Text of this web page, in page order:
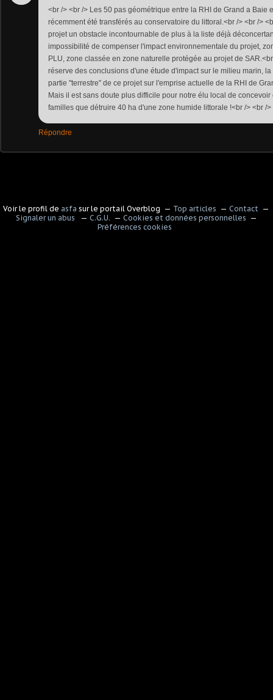
<br /> <br /> Les 50 pas géométrique entre la RHI de Grand a Baie
récemment été transférés au conservatoire du littoral.<br /> <br />
projet un obstacle incontournable de plus à la liste déjà
impossibilité de compenser l'impact environnementale du projet,
PLU, zone classée en zone naturelle protégée au projet de
réserve des conclusions d'une étude d'impact sur le milieu marin,
partie "terrestre" de ce projet sur l'emprise actuelle de la RHI de
Mais il est sans doute plus difficile pour notre élu local de
familles que détruire 40 ha d'une zone humide littorale !<br /> <br />
Répondre
Voir le profil de asfa sur le portail Overblog Top articles
Contact
Signaler un abus
C.G.U.
Cookies et données personnelles
Préférences cookies